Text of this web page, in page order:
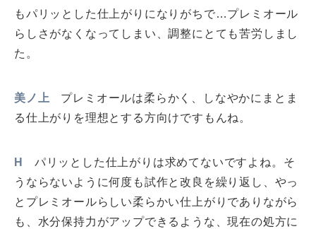
もパリッとした仕上がりになりがちで…プレミオール
らしさがなくなってしまい、調整にとても苦労しまし
た。
美ノ上
プレミオールは柔らかく、しなやかにまとま
る仕上がりを理想とする方向けですもんね。
H
パリッとした仕上がりは求めてないですよね。そ
うならないように何度も試作と改良を繰り返し、やっ
とプレミオールらしい柔らかい仕上がりでありながら
も、水分保持力がアップできるような、現在の処方に